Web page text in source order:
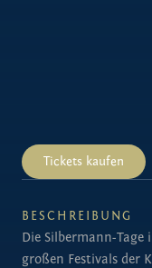
BESCHREIBUNG
Die Silbermann-Tage
großen Festivals der
Leitung: Jörg Breiding
Tickets kaufen